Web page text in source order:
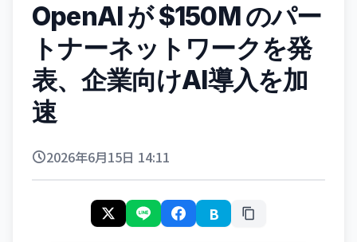
OpenAI が $150M のパー
トナーネットワークを発
表、企業向けAI導入を加
速
2026年6月15日 14:11
B